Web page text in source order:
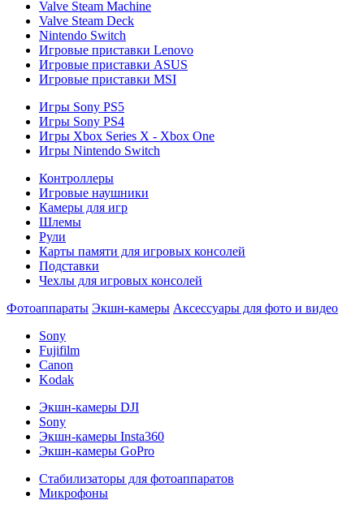
Valve Steam Machine
Valve Steam Deck
Nintendo Switch
Игровые приставки Lenovo
Игровые приставки ASUS
Игровые приставки MSI
Игры Sony PS5
Игры Sony PS4
Игры Xbox Series X - Xbox One
Игры Nintendo Switch
Контроллеры
Игровые наушники
Камеры для игр
Шлемы
Рули
Карты памяти для игровых консолей
Подставки
Чехлы для игровых консолей
Фотоаппараты Экшн-камеры Аксессуары для фото и видео
Sony
Fujifilm
Canon
Kodak
Экшн-камеры DJI
Sony
Экшн-камеры Insta360
Экшн-камеры GoPro
Стабилизаторы для фотоаппаратов
Микрофоны